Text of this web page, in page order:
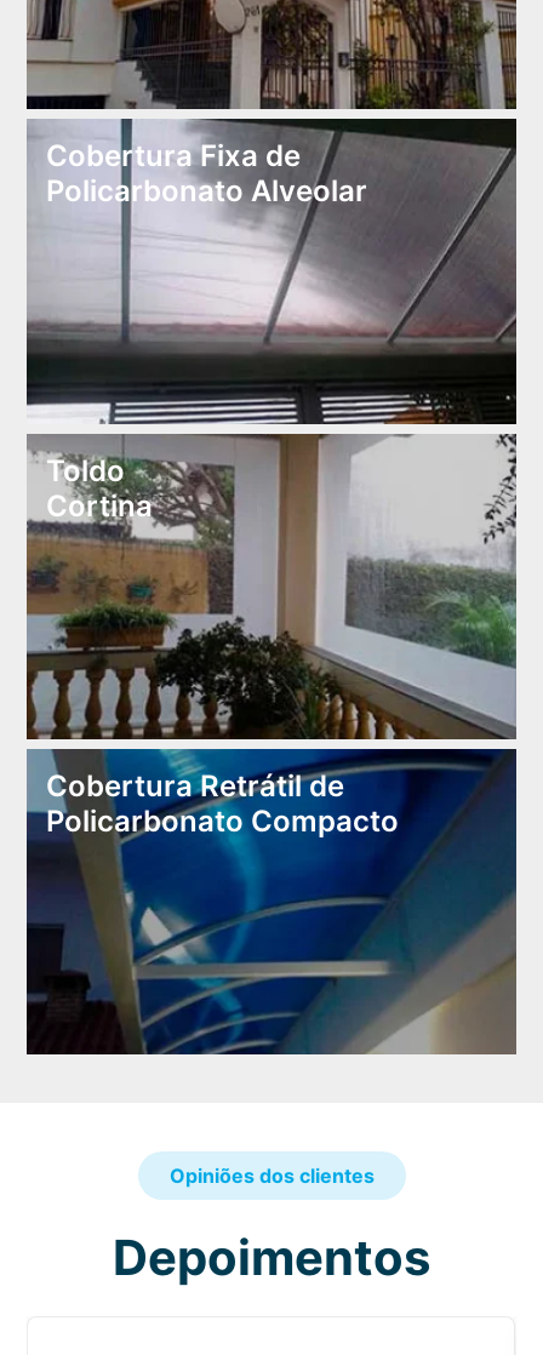
Cobertura Fixa de
Policarbonato Alveolar
Toldo
Cortina
Cobertura Retrátil de
Policarbonato Compacto
Opiniões dos clientes
Depoimentos